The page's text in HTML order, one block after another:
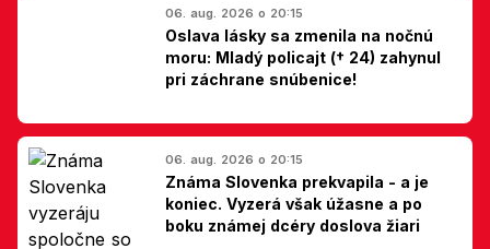
06. aug. 2026 o 20:15
Oslava lásky sa zmenila na nočnú
moru: Mladý policajt († 24) zahynul
pri záchrane snúbenice!
06. aug. 2026 o 20:15
Známa Slovenka prekvapila - a je
koniec. Vyzerá však úžasne a po
boku známej dcéry doslova žiari